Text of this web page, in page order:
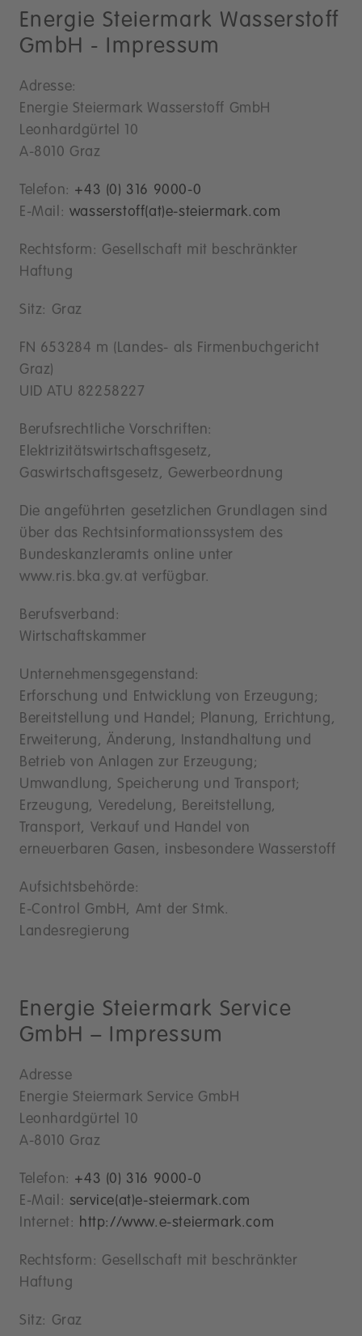
Energie Steiermark Wasserstoff
GmbH - Impressum
Adresse:
Energie Steiermark Wasserstoff GmbH
Leonhardgürtel 10
A-8010 Graz
Telefon: +43 (0) 316 9000-0
E-Mail: wasserstoff(at)e-steiermark.com
Rechtsform: Gesellschaft mit beschränkter
Haftung
Sitz: Graz
FN 653284 m (Landes- als Firmenbuchgericht
Graz)
UID ATU 82258227
Berufsrechtliche Vorschriften:
Elektrizitätswirtschaftsgesetz,
Gaswirtschaftsgesetz, Gewerbeordnung
Die angeführten gesetzlichen Grundlagen sind
über das Rechtsinformationssystem des
Bundeskanzleramts online unter
www.ris.bka.gv.at verfügbar.
Berufsverband:
Wirtschaftskammer
Unternehmensgegenstand:
Erforschung und Entwicklung von Erzeugung;
Bereitstellung und Handel; Planung, Errichtung,
Erweiterung, Änderung, Instandhaltung und
Betrieb von Anlagen zur Erzeugung;
Umwandlung, Speicherung und Transport;
Erzeugung, Veredelung, Bereitstellung,
Transport, Verkauf und Handel von
erneuerbaren Gasen, insbesondere Wasserstoff
Aufsichtsbehörde:
E-Control GmbH, Amt der Stmk.
Landesregierung
Energie Steiermark Service
GmbH – Impressum
Adresse
Energie Steiermark Service GmbH
Leonhardgürtel 10
A-8010 Graz
Telefon: +43 (0) 316 9000-0
E-Mail: service(at)e-steiermark.com
Internet: http://www.e-steiermark.com
Rechtsform: Gesellschaft mit beschränkter
Haftung
Sitz: Graz